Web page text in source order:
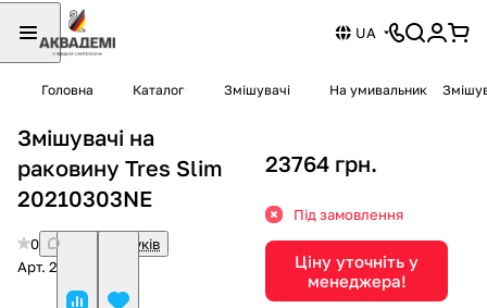
UA
Головна Каталог Змішувачі На умивальник
Змішувачі на
раковину Tres Slim
20210303NE
0
Немає відгуків
Арт. 20210303NE
23764 грн.
Під замовлення
Ціну уточніть у
менеджера!